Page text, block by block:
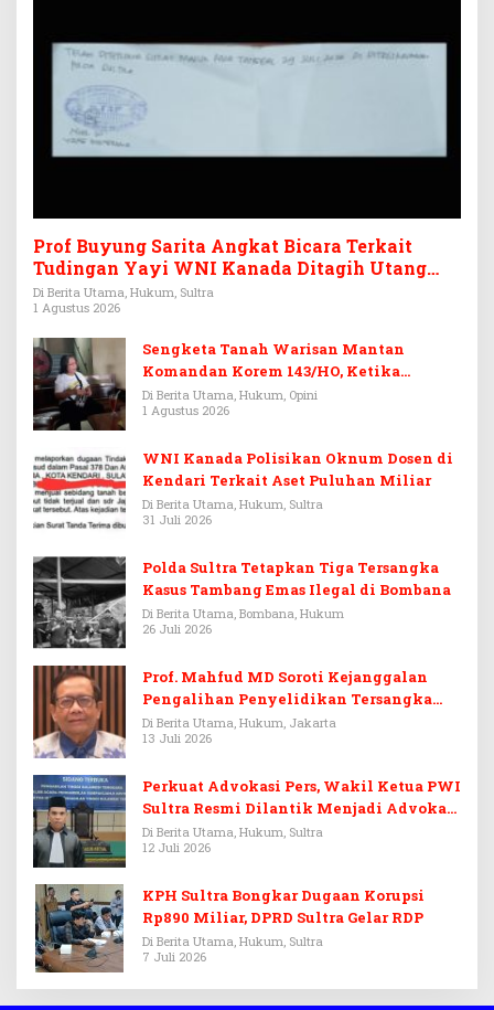
Prof Buyung Sarita Angkat Bicara Terkait
Tudingan Yayi WNI Kanada Ditagih Utang
Rp3,6 Miliar
Di Berita Utama, Hukum, Sultra
1 Agustus 2026
Sengketa Tanah Warisan Mantan
Komandan Korem 143/HO, Ketika
Warisan Menjadi Arena Pemerasan
Di Berita Utama, Hukum, Opini
1 Agustus 2026
WNI Kanada Polisikan Oknum Dosen di
Kendari Terkait Aset Puluhan Miliar
Di Berita Utama, Hukum, Sultra
31 Juli 2026
Polda Sultra Tetapkan Tiga Tersangka
Kasus Tambang Emas Ilegal di Bombana
Di Berita Utama, Bombana, Hukum
26 Juli 2026
Prof. Mahfud MD Soroti Kejanggalan
Pengalihan Penyelidikan Tersangka
Febrie Adriansyah
Di Berita Utama, Hukum, Jakarta
13 Juli 2026
Perkuat Advokasi Pers, Wakil Ketua PWI
Sultra Resmi Dilantik Menjadi Advokat
PERADI
Di Berita Utama, Hukum, Sultra
12 Juli 2026
KPH Sultra Bongkar Dugaan Korupsi
Rp890 Miliar, DPRD Sultra Gelar RDP
Di Berita Utama, Hukum, Sultra
7 Juli 2026